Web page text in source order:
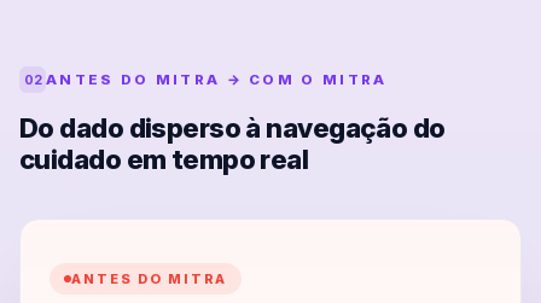
02 ANTES DO MITRA → COM O MITRA
Do dado disperso à navegação do
cuidado em tempo real
ANTES DO MITRA